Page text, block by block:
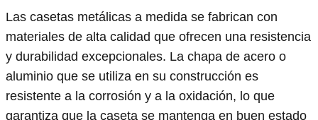
Las casetas metálicas a medida se fabrican con
materiales de alta calidad que ofrecen una resistencia
y durabilidad excepcionales. La chapa de acero o
aluminio que se utiliza en su construcción es
resistente a la corrosión y a la oxidación, lo que
garantiza que la caseta se mantenga en buen estado